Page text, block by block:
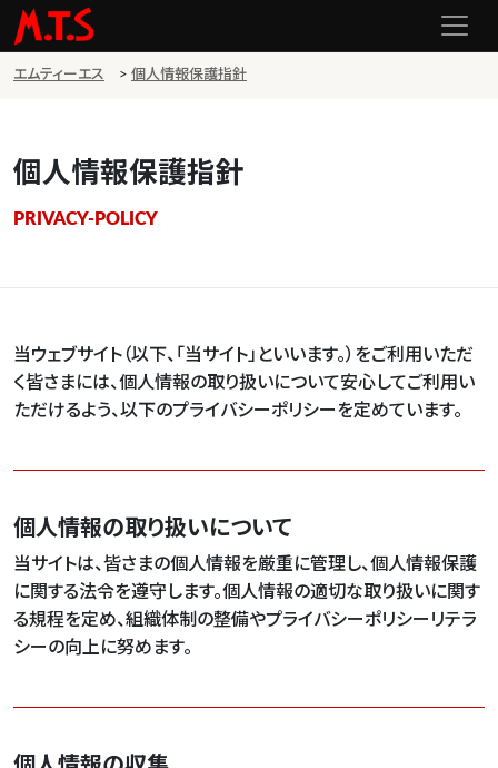
エムティーエス > 個人情報保護指針
個人情報保護指針
PRIVACY-POLICY
当ウェブサイト（以下、「当サイト」といいます。）をご利用いただ
く皆さまには、個人情報の取り扱いについて安心してご利用い
ただけるよう、以下のプライバシーポリシーを定めています。
個人情報の取り扱いについて
当サイトは、皆さまの個人情報を厳重に管理し、個人情報保護
に関する法令を遵守します。個人情報の適切な取り扱いに関す
る規程を定め、組織体制の整備やプライバシーポリシーリテラ
シーの向上に努めます。